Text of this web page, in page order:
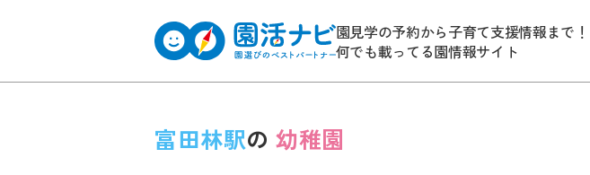
園見学の予約から子育て支援情報まで！
何でも載ってる園情報サイト
富田林駅の 幼稚園